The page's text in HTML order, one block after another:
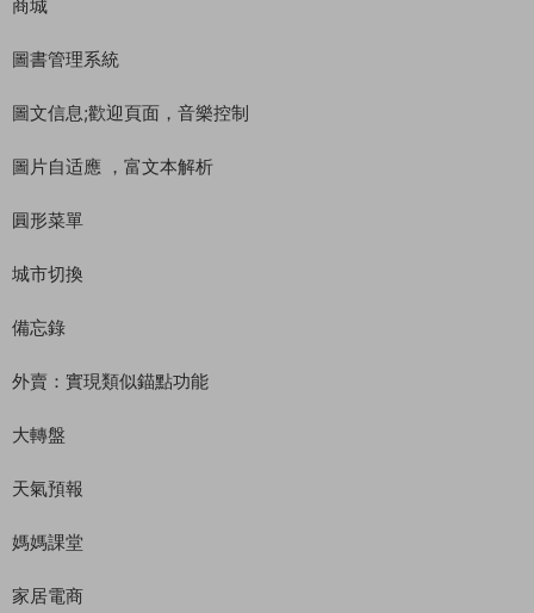
商城
圖書管理系統
圖文信息;歡迎頁面，音樂控制
圖片自适應 ，富文本解析
圓形菜單
城市切換
備忘錄
外賣：實現類似錨點功能
大轉盤
天氣預報
媽媽課堂
家居電商